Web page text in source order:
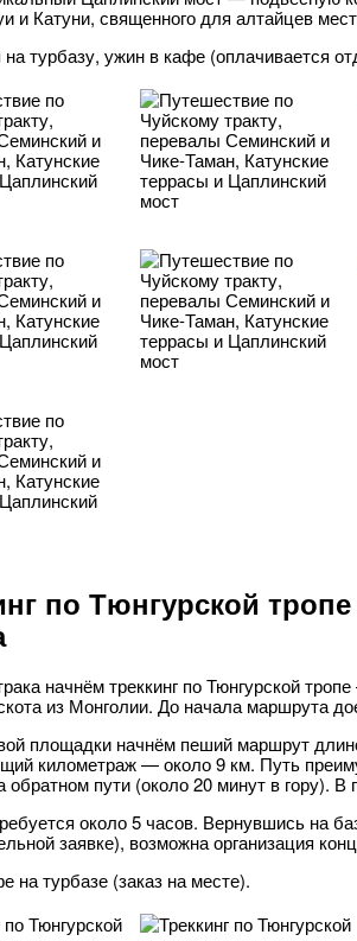
и Катуни, священного для алтайцев
турбазу, ужин в кафе (оплачивается
по Тюнгурской
начнём треккинг по Тюнгурской
из Монголии. До начала маршрута
площадки начнём пеший маршрут
километраж — около 9 км. Путь
обратном пути (около 20 минут в гору). В
около 5 часов. Вернувшись на
заявке), возможна организация
на турбазе (заказ на месте).